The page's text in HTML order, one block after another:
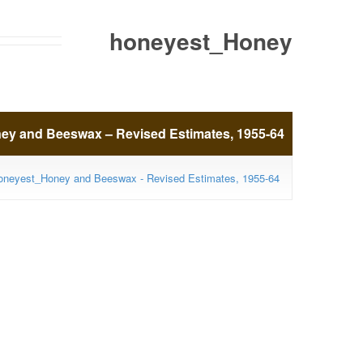
honeyest_Honey
Revised Estimates,
and Beeswax – Revised Estimates, 1955-64
and Beeswax - Revised Estimates, 1955-64